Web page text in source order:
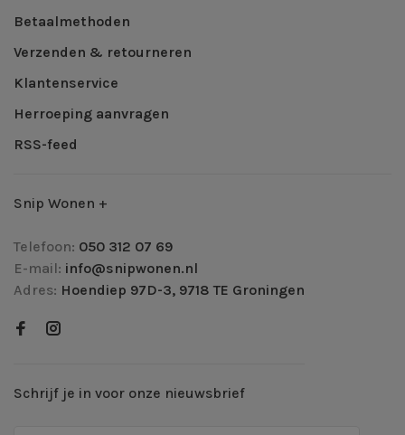
Betaalmethoden
Verzenden & retourneren
Klantenservice
Herroeping aanvragen
RSS-feed
Snip Wonen +
Telefoon: 050 312 07 69
E-mail: info@snipwonen.nl
Adres: Hoendiep 97D-3, 9718 TE Groningen
Schrijf je in voor onze nieuwsbrief